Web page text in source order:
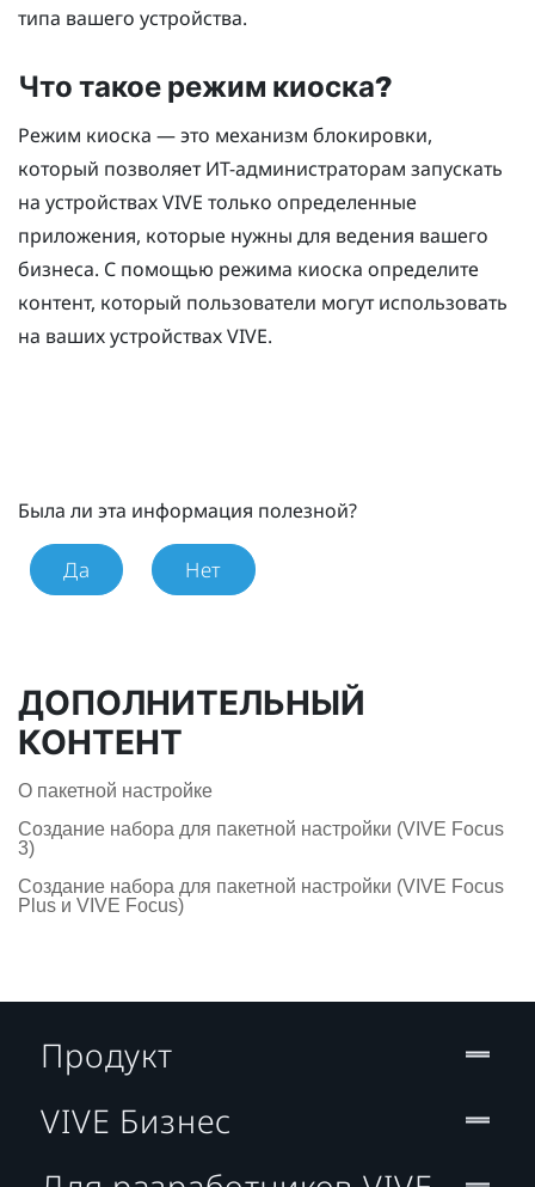
типа вашего устройства.
Что такое режим киоска?
Режим киоска — это механизм блокировки,
который позволяет ИТ-администраторам запускать
на устройствахVIVE только определенные
приложения, которые нужны для ведения вашего
бизнеса. С помощью режима киоска определите
контент, который пользователи могут использовать
на ваших устройствахVIVE.
Была ли эта информация полезной?
Да Нет
ДОПОЛНИТЕЛЬНЫЙ
КОНТЕНТ
О пакетной настройке
Создание набора для пакетной настройки (VIVE Focus
3)
Создание набора для пакетной настройки (VIVE Focus
Plus и VIVE Focus)
Продукт
VIVE Бизнес